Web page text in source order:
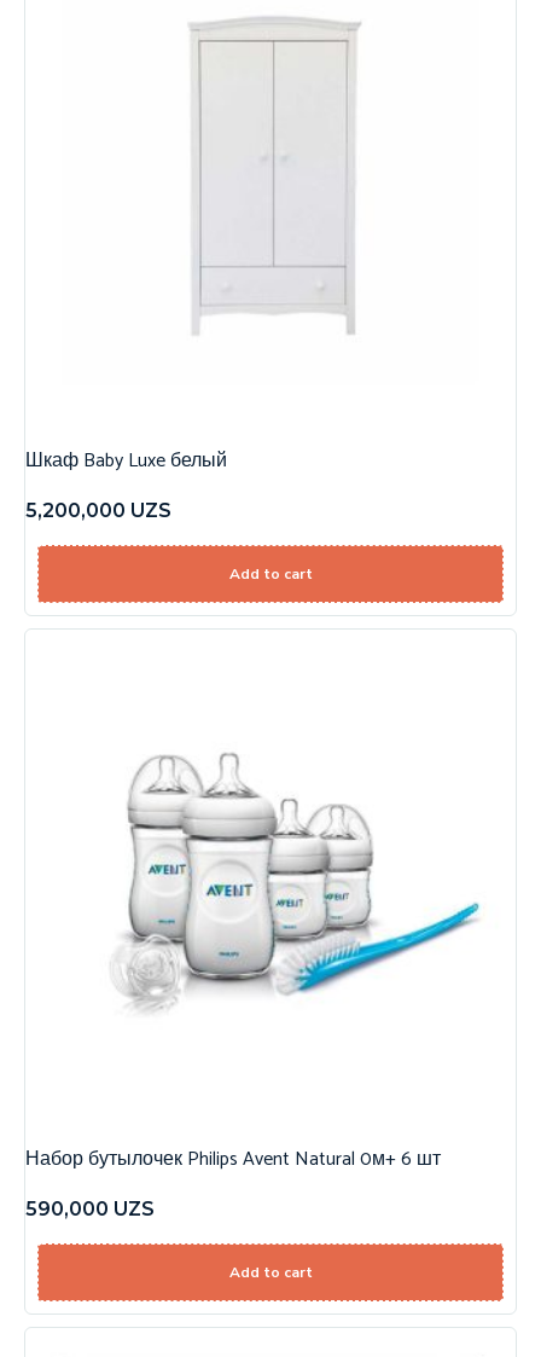
Шкаф Baby Luxe белый
5,200,000 UZS
Add to cart
Набор бутылочек Philips Avent Natural 0м+ 6 шт
590,000 UZS
Add to cart